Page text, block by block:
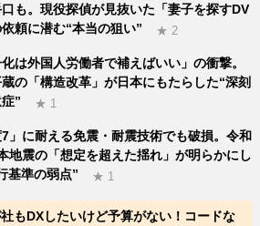
も。現役探偵が見抜いた「妻子を探すDV
頼に潜む“本当の狙い”
★ 2
化は外国人労働者で補えばいい」の衝撃。
の「構造改革」が日本にもたらした“深刻
”
★ 1
7」に耐える免震・耐震技術でも破損。令和
地震の「想定を超えた揺れ」が明らかにし
基準の弱点”
★ 1
もDXしたいけど予算がない！コードな